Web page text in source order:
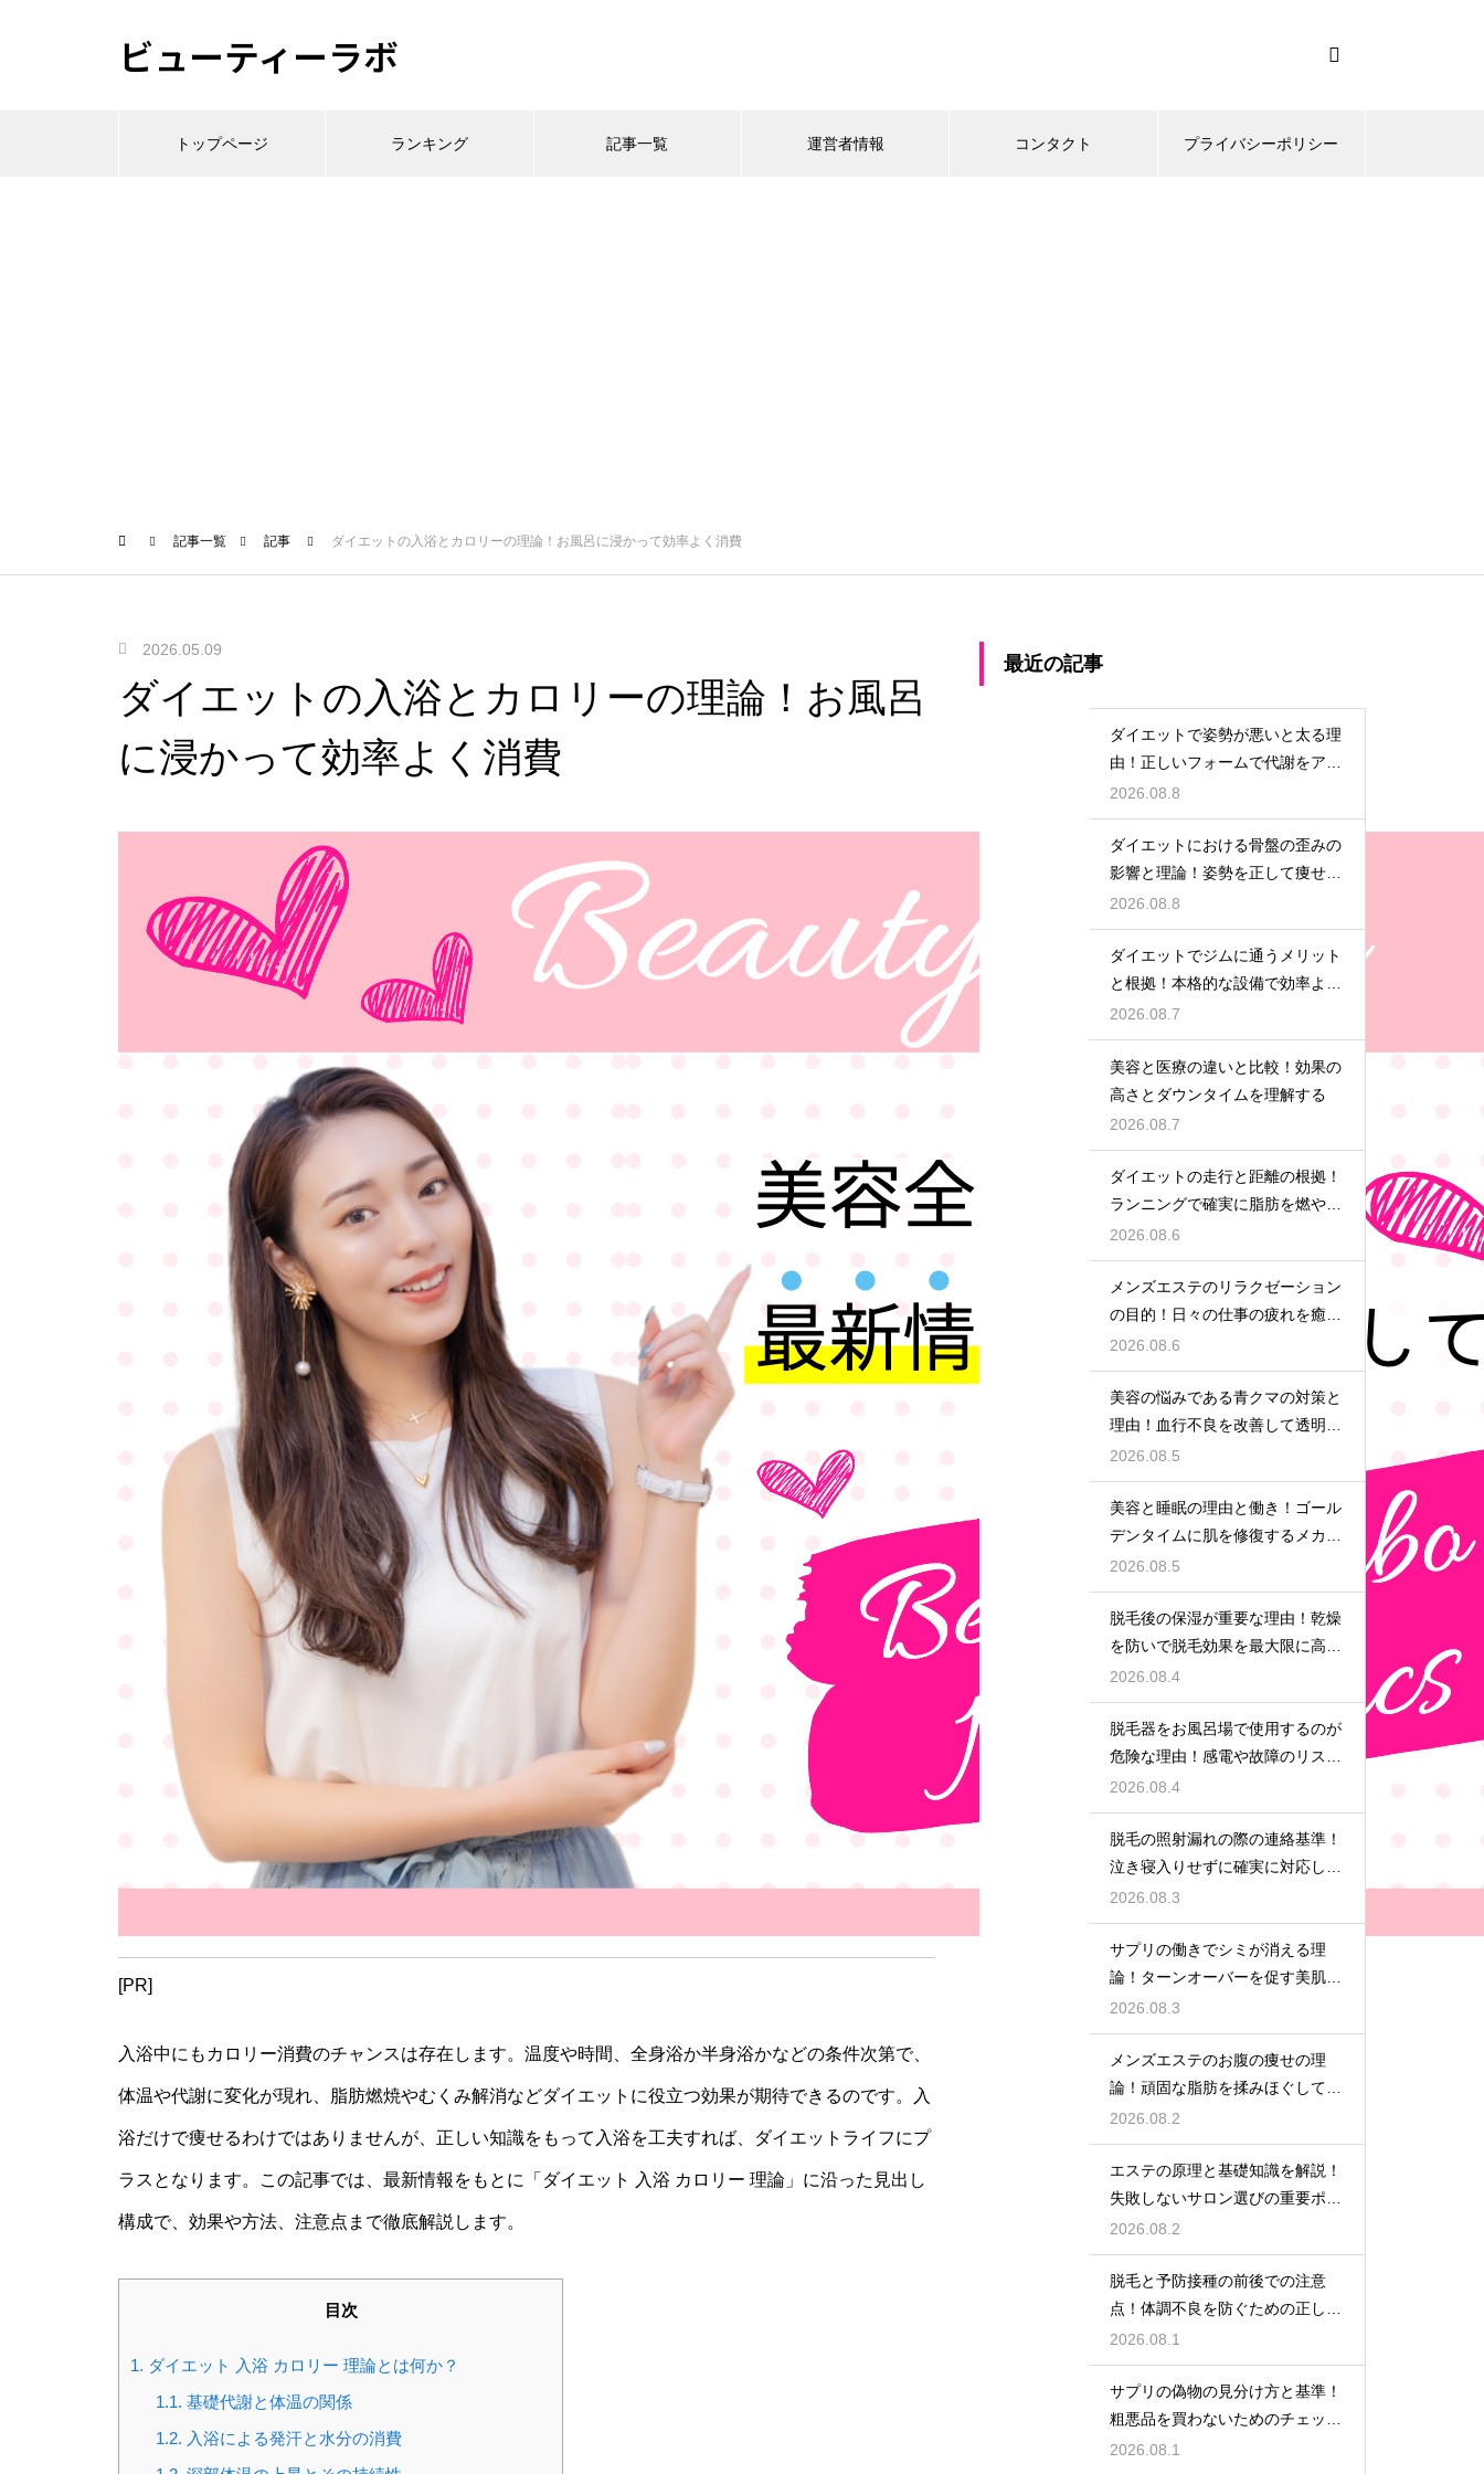
ビューティーラボ
トップページ ランキング 記事一覧 運営者情報 コンタクト プライバシーポリシー
記事一覧 記事 ダイエットの入浴とカロリーの理論！お風呂に浸かって効率よく消費
2026.05.09
ダイエットの入浴とカロリーの理論！お風呂
に浸かって効率よく消費
[PR]
入浴中にもカロリー消費のチャンスは存在します。温度や時間、全身浴か半身浴かなどの条件次第で、
体温や代謝に変化が現れ、脂肪燃焼やむくみ解消などダイエットに役立つ効果が期待できるのです。入
浴だけで痩せるわけではありませんが、正しい知識をもって入浴を工夫すれば、ダイエットライフにプ
ラスとなります。この記事では、最新情報をもとに「ダイエット 入浴 カロリー 理論」に沿った見出し
構成で、効果や方法、注意点まで徹底解説します。
目次
1. ダイエット 入浴 カロリー 理論とは何か？
1.1. 基礎代謝と体温の関係
1.2. 入浴による発汗と水分の消費
最近の記事
ダイエットで姿勢が悪いと太る理
由！正しいフォームで代謝をアッ
プ
2026.08.8
ダイエットにおける骨盤の歪みの
影響と理論！姿勢を正して痩せ体
質へ
2026.08.8
ダイエットでジムに通うメリット
と根拠！本格的な設備で効率よく
鍛える
2026.08.7
美容と医療の違いと比較！効果の
高さとダウンタイムを理解する
2026.08.7
ダイエットの走行と距離の根拠！
ランニングで確実に脂肪を燃やす
目安
2026.08.6
メンズエステのリラクゼーション
の目的！日々の仕事の疲れを癒や
す極上のプライベート空間
2026.08.6
美容の悩みである青クマの対策と
理由！血行不良を改善して透明感
アップ
2026.08.5
美容と睡眠の理由と働き！ゴール
デンタイムに肌を修復するメカニ
ズム
2026.08.5
脱毛後の保湿が重要な理由！乾燥
を防いで脱毛効果を最大限に高め
るポイント
2026.08.4
脱毛器をお風呂場で使用するのが
危険な理由！感電や故障のリスク
を避けるための安全な環境選び
2026.08.4
脱毛の照射漏れの際の連絡基準！
泣き寝入りせずに確実に対応して
もらう
2026.08.3
サプリの働きでシミが消える理
論！ターンオーバーを促す美肌の
秘密
2026.08.3
メンズエステのお腹の痩せの理
論！頑固な脂肪を揉みほぐして燃
焼をサポートする
2026.08.2
エステの原理と基礎知識を解説！
失敗しないサロン選びの重要ポイ
ント
2026.08.2
脱毛と予防接種の前後での注意
点！体調不良を防ぐための正しい
スケジュール
2026.08.1
サプリの偽物の見分け方と基準！
粗悪品を買わないためのチェック
術
2026.08.1